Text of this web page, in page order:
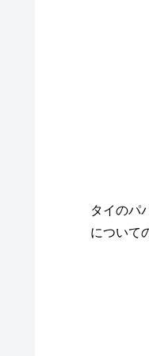
タイのパ
について